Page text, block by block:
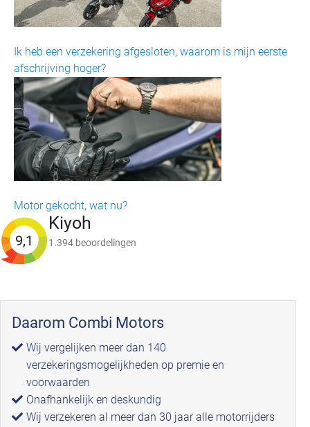
Ik heb een verzekering afgesloten, waarom is mijn eerste
afschrijving hoger?
Motor gekocht, wat nu?
9,1
Kiyoh
1.394 beoordelingen
Daarom Combi Motors
Wij vergelijken meer dan 140
verzekeringsmogelijkheden op premie en
voorwaarden
Onafhankelijk en deskundig
Wij verzekeren al meer dan 30 jaar alle motorrijders